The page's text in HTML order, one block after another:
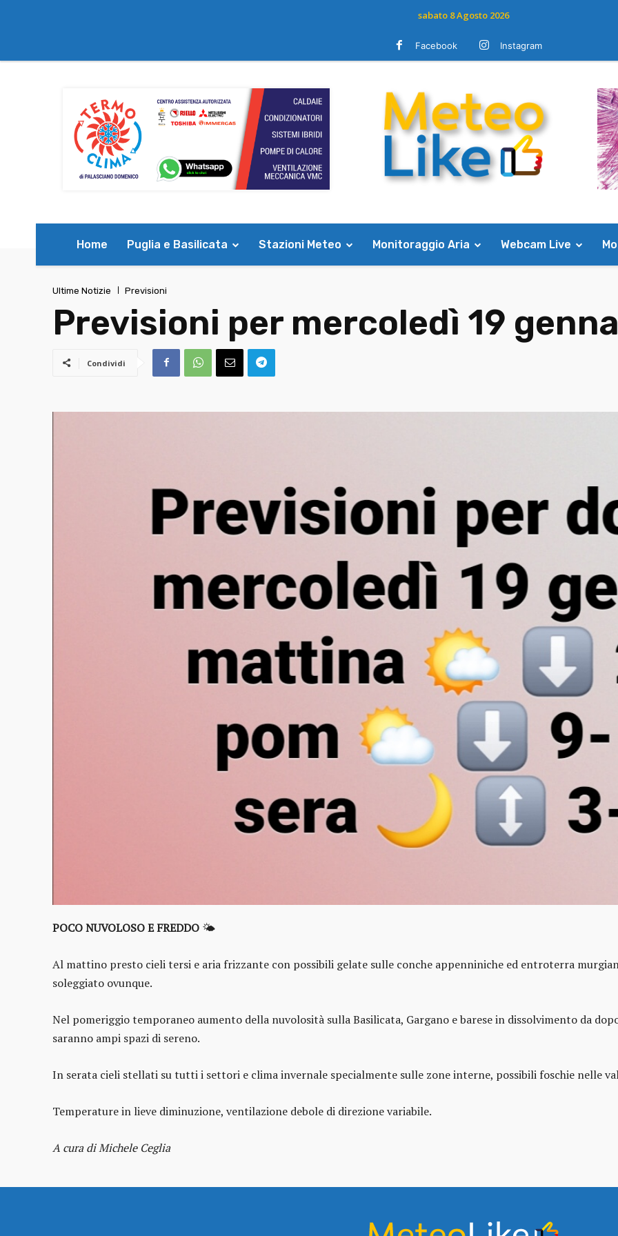
sabato 8 Agosto 2026
Facebook Instagram
Home Puglia e Basilicata Stazioni Meteo Monitoraggio Aria Webcam Live
Ultime Notizie Previsioni
Previsioni per mercoledì 19
Condividi
POCO NUVOLOSO E FREDDO 🌤️
Al mattino presto cieli tersi e aria frizzante con possibili gelate sulle conche appenniniche ed entroterra
soleggiato ovunque.
Nel pomeriggio temporaneo aumento della nuvolosità sulla Basilicata, Gargano e barese in dissolvimento da
saranno ampi spazi di sereno.
In serata cieli stellati su tutti i settori e clima invernale specialmente sulle zone interne, possibili foschie nelle
Temperature in lieve diminuzione, ventilazione debole di direzione variabile.
A cura di Michele Ceglia